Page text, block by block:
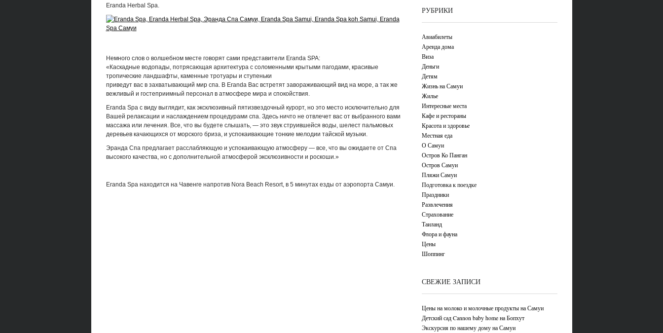
Eranda Herbal Spa.
Немного слов о волшебном месте говорят сами представители Eranda SPA:
«Каскадные водопады, потрясающая архитектура с соломенными крытыми пагодами, красивые
тропические ландшафты, каменные тротуары и ступеньки
приведут вас в захватывающий мир спа. В Eranda Вас встретят завораживающий вид на море, а так же
вежливый и гостеприимный персонал в атмосфере мира и спокойствия.
Eranda Spa с виду выглядит, как эксклюзивный пятизвездочный курорт, но это место исключительно для
Вашей релаксации и наслаждением процедурами спа. Здесь ничто не отвлечет вас от выбранного вами
массажа или лечения. Все, что вы будете слышать, — это звук струившейся воды, шелест пальмовых
деревьев качающихся от морского бриза, и успокаивающие тонкие мелодии тайской музыки.
Эранда Спа предлагает расслабляющую и успокаивающую атмосферу — все, что вы ожидаете от Спа
высокого качества, но с дополнительной атмосферой эксклюзивности и роскоши.»
Eranda Spa находится на Чавенге напротив Nora Beach Resort, в 5 минутах езды от аэропорта Самуи.
РУБРИКИ
Авиабилеты
Аренда дома
Виза
Деньги
Детям
Жизнь на Самуи
Жилье
Интересные места
Кафе и рестораны
Красота и здоровье
Местная еда
О Самуи
Остров Ко Панган
Остров Самуи
Пляжи Самуи
Подготовка к поездке
Праздники
Развлечения
Страхование
Таиланд
Флора и фауна
Цены
Шоппинг
СВЕЖИЕ ЗАПИСИ
Цены на молоко и молочные продукты на Самуи
Детский сад Cannon baby home на Бопхут
Экскурсия по нашему дому на Самуи